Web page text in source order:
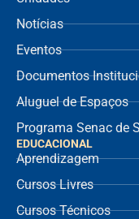
Notícias
Eventos
Documentos
Aluguel de Espaços
Programa Senac de
EDUCACIONAL
Aprendizagem
Cursos Livres
Cursos Técnicos